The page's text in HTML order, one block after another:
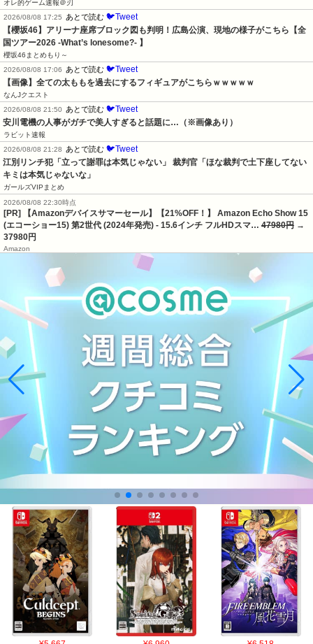
オレ的ゲーム速報＠刃
2026/08/08 17:25
あとで読む 🐦Tweet
【櫻坂46】アリーナ座席ブロック図も判明！広島公演、現地の様子がこちら【全
国ツアー2026 -What’s lonesome?- 】
櫻坂46まとめもり～
2026/08/08 17:06
あとで読む 🐦Tweet
【画像】全ての太ももを過去にするフィギュアがこちらｗｗｗｗｗ
なんJクエスト
2026/08/08 21:50
あとで読む 🐦Tweet
安川電機の人事がガチで美人すぎると話題に…（※画像あり）
ラビット速報
2026/08/08 21:28
あとで読む 🐦Tweet
江別リンチ犯「立って謝罪は本気じゃない」 裁判官「ほな裁判で土下座してない
キミは本気じゃないな」
ガールズVIPまとめ
2026/08/08 22:30時点
[PR] 【Amazonデバイスサマーセール】【21%OFF！】 Amazon Echo Show 15
(エコーショー15) 第2世代 (2024年発売) - 15.6インチ フルHDスマ… 47980円 →
37980円
Amazon